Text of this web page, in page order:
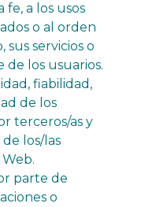
fe, a los usos
o al orden
sus servicios o
los usuarios.
fiabilidad,
de los
terceros/as y
los/las
parte de
o